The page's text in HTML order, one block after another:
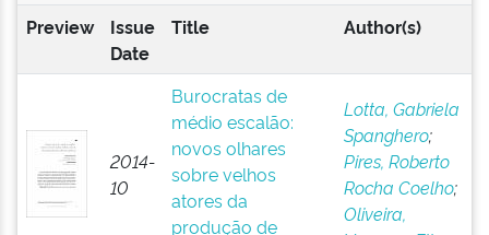
Preview
Issue
Date
Title Author(s)
2014-
10
Burocratas de
médio escalão:
novos olhares
sobre velhos
atores da
produção de
Lotta, Gabriela
Spanghero;
Pires, Roberto
Rocha Coelho;
Oliveira,